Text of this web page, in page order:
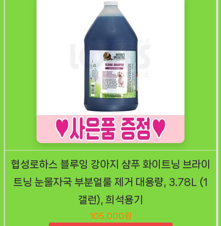
협성로하스 블루잉 강아지 샴푸 화이트닝 브라이
트닝 눈물자국 부분얼룰 제거 대용량, 3.78L (1
갤런), 희석용기
105,000원